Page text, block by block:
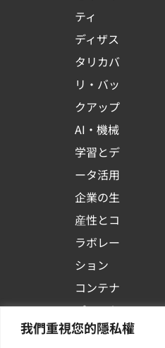
我們重視您的隱私權
ティ
ディザス
タリカバ
リ・バッ
クアップ
AI・機械
学習とデ
ータ活用
企業の生
産性とコ
ラボレー
ション
コンテナ
プラット
フォーム